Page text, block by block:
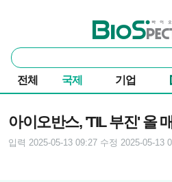
바이오스펙테이터
통
합
검
색
전체 국제 기업
아이오반스, 'TIL 부진' 올
입력 2025-05-13 09:27 수정 2025-05-13